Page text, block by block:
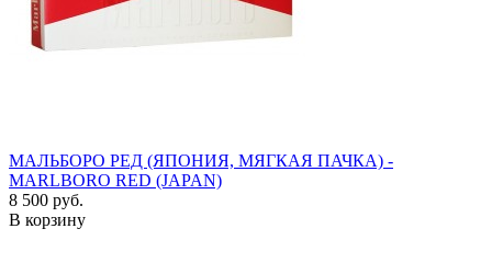
МАЛЬБОРО РЕД (ЯПОНИЯ, МЯГКАЯ ПАЧКА) -
MARLBORO RED (JAPAN)
8 500 руб.
В корзину